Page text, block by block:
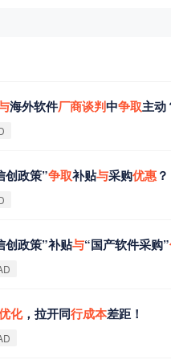
海外软件厂商谈判中争取主动
创政策”争取补贴与采购优惠？
创政策”补贴与“国产软件采购”
化，拉开同行成本差距！